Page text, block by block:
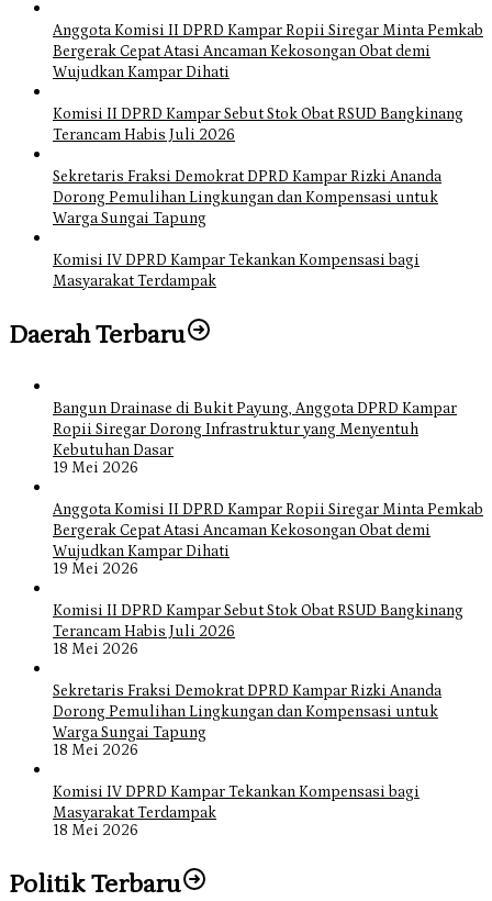
Anggota Komisi II DPRD Kampar Ropii Siregar Minta Pemkab
Bergerak Cepat Atasi Ancaman Kekosongan Obat demi
Wujudkan Kampar Dihati
Komisi II DPRD Kampar Sebut Stok Obat RSUD Bangkinang
Terancam Habis Juli 2026
Sekretaris Fraksi Demokrat DPRD Kampar Rizki Ananda
Dorong Pemulihan Lingkungan dan Kompensasi untuk
Warga Sungai Tapung
Komisi IV DPRD Kampar Tekankan Kompensasi bagi
Masyarakat Terdampak
Daerah Terbaru
Bangun Drainase di Bukit Payung, Anggota DPRD Kampar
Ropii Siregar Dorong Infrastruktur yang Menyentuh
Kebutuhan Dasar
19 Mei 2026
Anggota Komisi II DPRD Kampar Ropii Siregar Minta Pemkab
Bergerak Cepat Atasi Ancaman Kekosongan Obat demi
Wujudkan Kampar Dihati
19 Mei 2026
Komisi II DPRD Kampar Sebut Stok Obat RSUD Bangkinang
Terancam Habis Juli 2026
18 Mei 2026
Sekretaris Fraksi Demokrat DPRD Kampar Rizki Ananda
Dorong Pemulihan Lingkungan dan Kompensasi untuk
Warga Sungai Tapung
18 Mei 2026
Komisi IV DPRD Kampar Tekankan Kompensasi bagi
Masyarakat Terdampak
18 Mei 2026
Politik Terbaru